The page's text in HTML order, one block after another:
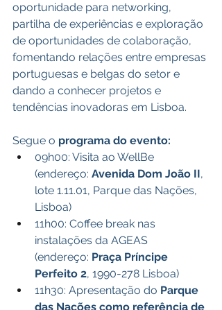
oportunidade para networking,
partilha de experiências e exploração
de oportunidades de colaboração,
fomentando relações entre empresas
portuguesas e belgas do setor e
dando a conhecer projetos e
tendências inovadoras em Lisboa.
Segue o programa do evento:
09h00: Visita ao WellBe
(endereço: Avenida Dom João II,
lote 1.11.01, Parque das Nações,
Lisboa)
11h00: Coffee break nas
instalações da AGEAS
(endereço: Praça Príncipe
Perfeito 2, 1990-278 Lisboa)
11h30: Apresentação do Parque
das Nações como referência de